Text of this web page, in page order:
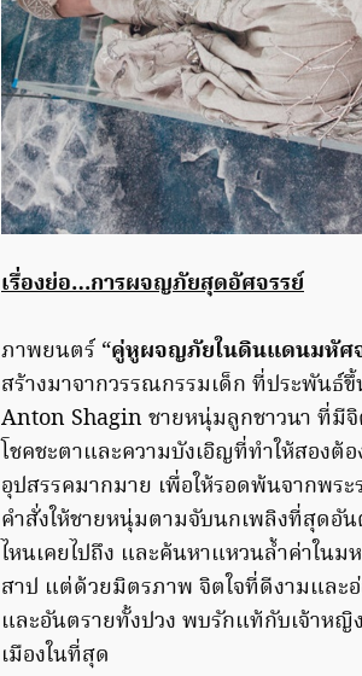
เรื่องย่อ…การผจญภัยสุดอัศจรรย์
ภาพยนตร์ “คู่หูผจญภัยในดินแดนมหัศ
สร้างมาจากวรรณกรรมเด็ก ที่ประพันธ์
Anton Shagin ชายหนุ่มลูกชาวนา ที่มีจิ
โชคชะตาและความบังเอิญที่ทำให้สอง
อุปสรรคมากมาย เพื่อให้รอดพ้นจากพร
คำสั่งให้ชายหนุ่มตามจับนกเพลิงที่สุด
ไหนเคยไปถึง และค้นหาแหวนล้ำค่าใน
สาป แต่ด้วยมิตรภาพ จิตใจที่ดีงามและ
และอันตรายทั้งปวง พบรักแท้กับเจ้าหญิ
เมืองในที่สุด